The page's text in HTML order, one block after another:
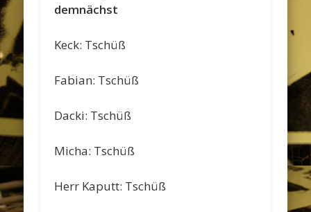
demnächst
Keck: Tschüß
Fabian: Tschüß
Dacki: Tschüß
Micha: Tschüß
Herr Kaputt: Tschüß